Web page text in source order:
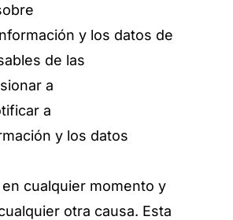
y los datos de
de las
a
a
y los datos
en cualquier momento y
otra causa. Esta